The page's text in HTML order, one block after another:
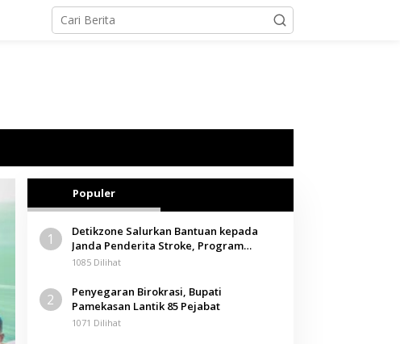
Populer
1
Detikzone Salurkan Bantuan kepada
Janda Penderita Stroke, Program
Berbagi Masuki Hari ke-61
1085 Dilihat
2
Penyegaran Birokrasi, Bupati
Pamekasan Lantik 85 Pejabat
1071 Dilihat